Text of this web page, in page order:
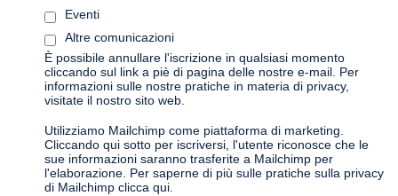
Eventi
Altre comunicazioni
È possibile annullare l'iscrizione in qualsiasi momento
cliccando sul link a piè di pagina delle nostre e-mail. Per
informazioni sulle nostre pratiche in materia di privacy,
visitate il nostro sito web.
Utilizziamo Mailchimp come piattaforma di marketing.
Cliccando qui sotto per iscriversi, l'utente riconosce che le
sue informazioni saranno trasferite a Mailchimp per
l'elaborazione. Per saperne di più sulle pratiche sulla privacy
di Mailchimp clicca qui.